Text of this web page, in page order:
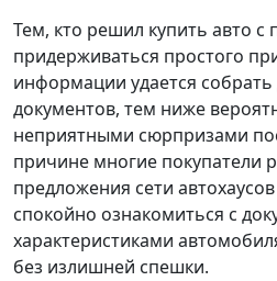
Тем, кто решил купить авто с
придерживаться простого
информации удается
документов, тем ниже
неприятными сюрпризами
причине многие покупатели
предложения сети
спокойно ознакомиться с
характеристиками
без излишней спешки.